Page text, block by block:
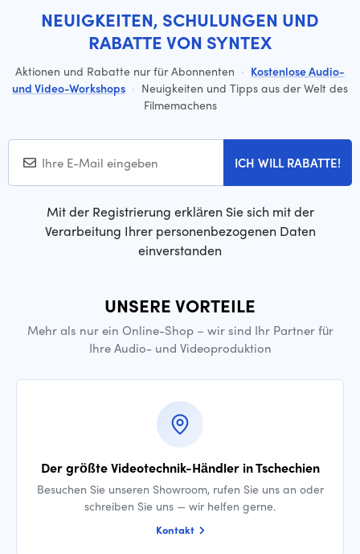
NEUIGKEITEN, SCHULUNGEN UND
RABATTE VON SYNTEX
Aktionen und Rabatte nur für Abonnenten · Kostenlose Audio-
und Video-Workshops · Neuigkeiten und Tipps aus der Welt des
Filmemachens
ICH WILL RABATTE!
Mit der Registrierung erklären Sie sich mit der
Verarbeitung Ihrer personenbezogenen Daten
einverstanden
UNSERE VORTEILE
Mehr als nur ein Online-Shop – wir sind Ihr Partner für
Ihre Audio- und Videoproduktion
Der größte Videotechnik-Händler in Tschechien
Besuchen Sie unseren Showroom, rufen Sie uns an oder
schreiben Sie uns — wir helfen gerne.
Kontakt